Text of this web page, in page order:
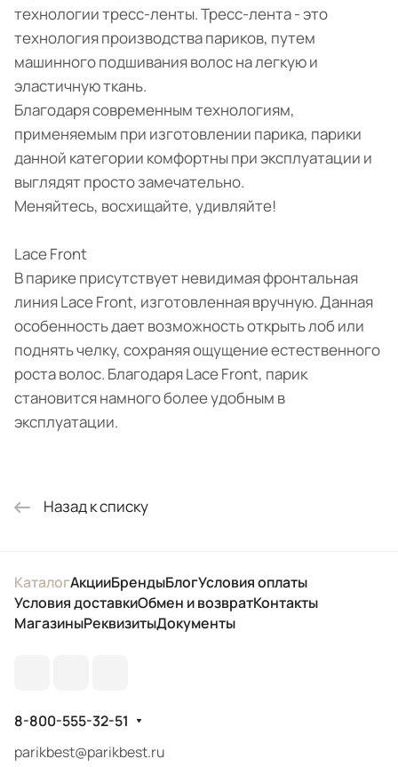
технологии тресс-ленты. Тресс-лента - это
технология производства париков, путем
машинного подшивания волос на легкую и
эластичную ткань.
Благодаря современным технологиям,
применяемым при изготовлении парика, парики
данной категории комфортны при эксплуатации и
выглядят просто замечательно.
Меняйтесь, восхищайте, удивляйте!
Lace Front
В парике присутствует невидимая фронтальная
линия Lace Front, изготовленная вручную. Данная
особенность дает возможность открыть лоб или
поднять челку, сохраняя ощущение естественного
роста волос. Благодаря Lace Front, парик
становится намного более удобным в
эксплуатации.
Назад к списку
КаталогАкцииБрендыБлогУсловия оплаты
Условия доставкиОбмен и возвратКонтакты
МагазиныРеквизитыДокументы
8-800-555-32-51
parikbest@parikbest.ru